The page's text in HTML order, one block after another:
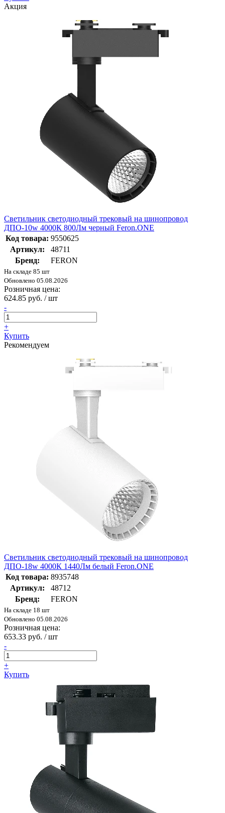
Акция
Светильник светодиодный трековый на шинопровод
ДПО-10w 4000К 800Лм черный Feron.ONE
Код товара: 9550625
Артикул:
48711
Бренд:
FERON
На складе 85 шт
Обновлено 05.08.2026
Розничная цена:
624.85 руб. / шт
-
+
Купить
Рекомендуем
Светильник светодиодный трековый на шинопровод
ДПО-18w 4000К 1440Лм белый Feron.ONE
Код товара: 8935748
Артикул:
48712
Бренд:
FERON
На складе 18 шт
Обновлено 05.08.2026
Розничная цена:
653.33 руб. / шт
-
+
Купить